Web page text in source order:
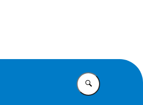
Vul in wat u